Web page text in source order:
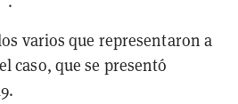
varios que representaron a
caso, que se presentó